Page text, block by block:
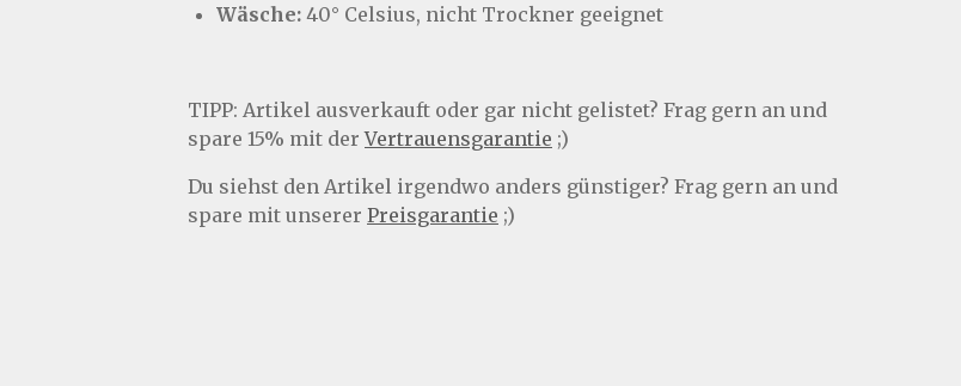
Wäsche: 40° Celsius, nicht Trockner geeignet
TIPP: Artikel ausverkauft oder gar nicht gelistet? Frag gern an und
spare 15% mit derVertrauensgarantie ;)
Du siehst den Artikel irgendwo anders günstiger? Frag gern an und
spare mit unserer Preisgarantie ;)